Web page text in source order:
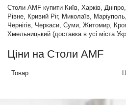
Столи AMF купити Київ, Харків,
Рівне, Кривий Ріг, Миколаїв,
Чернігів, Черкаси, Суми, Житомир,
Хмельницький (доставка в усі міста
Ціни на Столи AMF
Товар